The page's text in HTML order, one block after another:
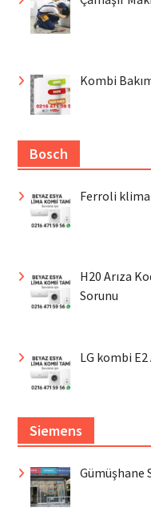
Kombi
Bosch
Ferroli klima
H20 Arıza
Sorunu
LG kombi E2
Siemens
Gümüşhane